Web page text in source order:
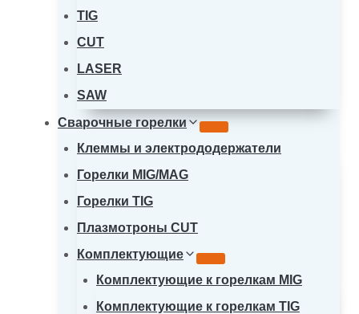
TIG
CUT
LASER
SAW
Сварочные горелки
Клеммы и электрододержатели
Горелки MIG/MAG
Горелки TIG
Плазмотроны CUT
Комплектующие
Комплектующие к горелкам MIG
Комплектующие к горелкам TIG